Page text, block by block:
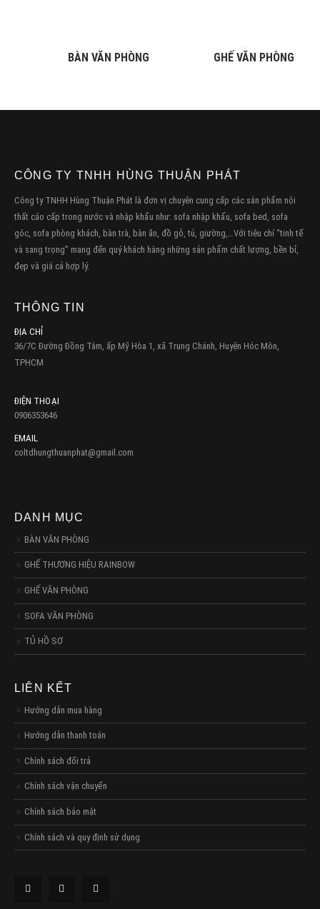
BÀN VĂN PHÒNG GHẾ VĂN PHÒNG
CÔNG TY TNHH HÙNG THUẬN PHÁT
Công ty TNHH Hùng Thuận Phát là đơn vị chuyên cung cấp các sản phẩm nội
thất cáo cấp trong nước và nhập khẩu như: sofa nhập khẩu, sofa bed, sofa
góc, sofa phòng khách, bàn trà, bàn ăn, đồ gỗ, tủ, giường,…Với tiêu chí “tinh tế
và sang trọng” mang đến quý khách hàng những sản phẩm chất lượng, bền bỉ,
đẹp và giá cả hợp lý.
THÔNG TIN
ĐỊA CHỈ
36/7C Đường Đồng Tâm, ấp Mỹ Hòa 1, xã Trung Chánh, Huyện Hóc Môn,
TPHCM
ĐIỆN THOẠI
0906353646
EMAIL
coltdhungthuanphat@gmail.com
DANH MỤC
BÀN VĂN PHÒNG
GHẾ THƯƠNG HIỆU RAINBOW
GHẾ VĂN PHÒNG
SOFA VĂN PHÒNG
TỦ HỒ SƠ
LIÊN KẾT
Hướng dẫn mua hàng
Hướng dẫn thanh toán
Chính sách đổi trả
Chính sách vận chuyển
Chính sách bảo mật
Chính sách và quy định sử dụng